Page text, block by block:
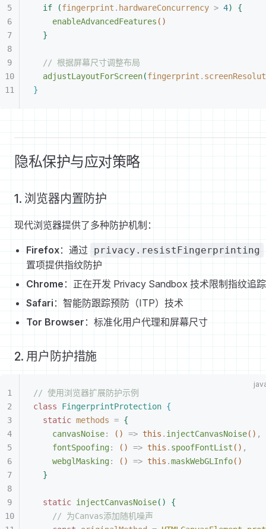
if
(fingerprint . hardwareConcurrency > 4)
{
enableAdvancedFeatures ( )
}
// 根据屏幕尺寸调整布局
adjustLayoutForScreen(fingerprint .
}
隐私保护与应对策略
1. 浏览器内置防护
现代浏览器提供了多种防护机制：
Firefox：通过 privacy.resistFingerprinting
置项提供指纹防护
Chrome：正在开发 Privacy Sandbox 技术限制指纹追踪
Safari ：智能防跟踪预防（ITP）技术
Tor Browser ：标准化用户代理和屏幕尺寸
2. 用户防护措施
// 使用浏览器扩展防护示例
class FingerprintProtection {
static methods = {
canvasNoise: ( ) => this . injectCanvasNoise( ) ,
fontSpoofing: ( ) => this . spoofFontList ( ) ,
webglMasking: ( ) => this .maskWebGLInfo( )
}
static injectCanvasNoise( )
{
// 为Canvas添加随机噪声